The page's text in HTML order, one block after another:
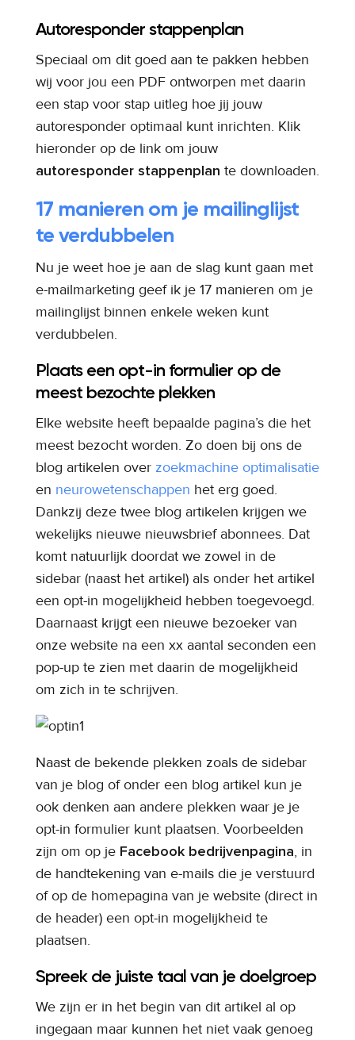
Autoresponder stappenplan
Speciaal om dit goed aan te pakken hebben
wij voor jou een PDF ontworpen met daarin
een stap voor stap uitleg hoe jij jouw
autoresponder optimaal kunt inrichten. Klik
hieronder op de link om jouw
autoresponder stappenplan te downloaden.
17 manieren om je mailinglijst
te verdubbelen
Nu je weet hoe je aan de slag kunt gaan met
e-mailmarketing geef ik je 17 manieren om je
mailinglijst binnen enkele weken kunt
verdubbelen.
Plaats een opt-in formulier op de
meest bezochte plekken
Elke website heeft bepaalde pagina’s die het
meest bezocht worden. Zo doen bij ons de
blog artikelen over zoekmachine optimalisatie
en neurowetenschappen het erg goed.
Dankzij deze twee blog artikelen krijgen we
wekelijks nieuwe nieuwsbrief abonnees. Dat
komt natuurlijk doordat we zowel in de
sidebar (naast het artikel) als onder het artikel
een opt-in mogelijkheid hebben toegevoegd.
Daarnaast krijgt een nieuwe bezoeker van
onze website na een xx aantal seconden een
pop-up te zien met daarin de mogelijkheid
om zich in te schrijven.
Naast de bekende plekken zoals de sidebar
van je blog of onder een blog artikel kun je
ook denken aan andere plekken waar je je
opt-in formulier kunt plaatsen. Voorbeelden
zijn om op je Facebook bedrijvenpagina, in
de handtekening van e-mails die je verstuurd
of op de homepagina van je website (direct in
de header) een opt-in mogelijkheid te
plaatsen.
Spreek de juiste taal van je doelgroep
We zijn er in het begin van dit artikel al op
ingegaan maar kunnen het niet vaak genoeg